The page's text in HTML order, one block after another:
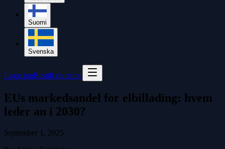
Suomi
Svenska
Logg innBestill en demo
EUs markedsandel for elbillading: hvem
leder an i 2030?
September 1, 2025